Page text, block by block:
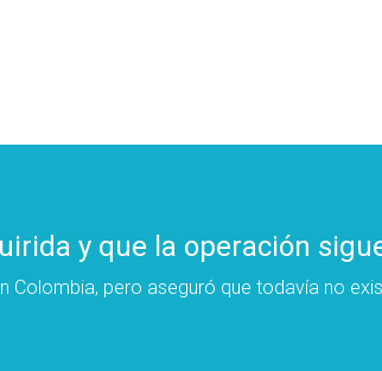
y que la operación
pero aseguró que todavía no